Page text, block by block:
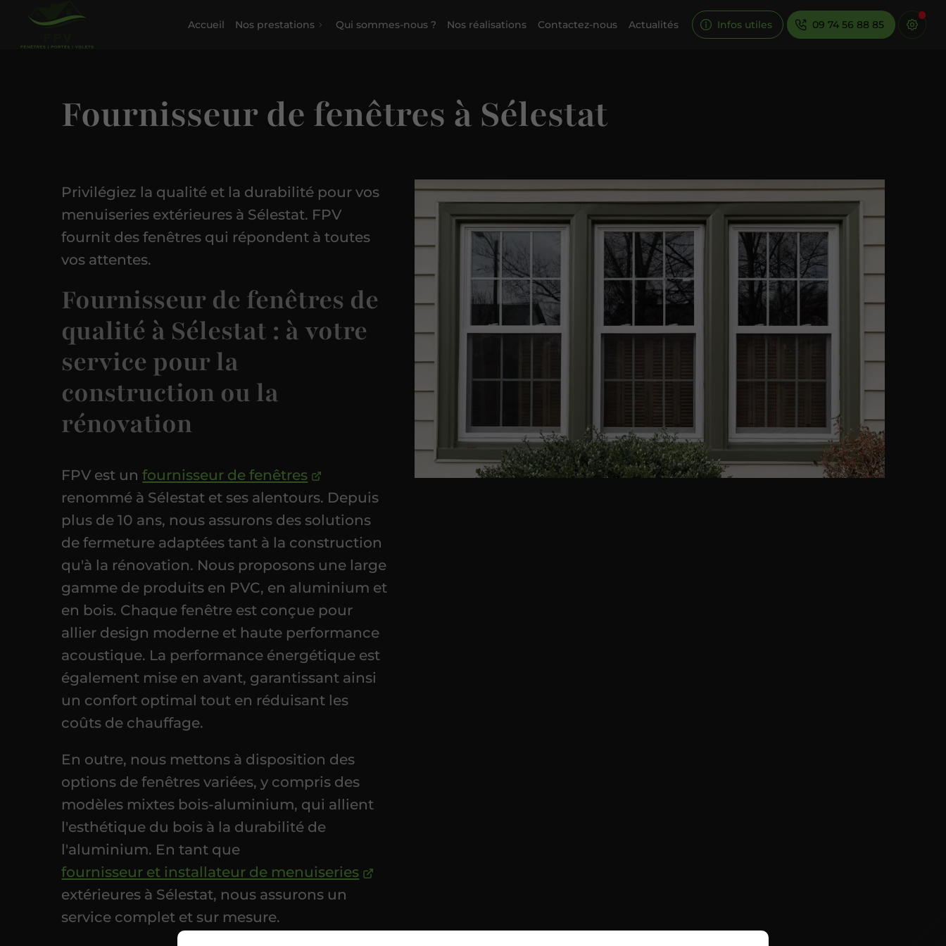
Accueil Nos prestations Qui sommes-nous ? Nos réalisations Contactez-nous Actualités Infos utiles 09 74 56 88 85
Fournisseur de fenêtres à Sélestat
Privilégiez la qualité et la durabilité pour vos
menuiseries extérieures à Sélestat. FPV
fournit des fenêtres qui répondent à toutes
vos attentes.
Fournisseur de fenêtres de
qualité à Sélestat : à votre
service pour la
construction ou la
rénovation
FPV est unfournisseur de fenêtres
renommé à Sélestat et ses alentours. Depuis
plus de 10 ans, nous assurons des solutions
de fermeture adaptées tant à la construction
qu'à la rénovation. Nous proposons une large
gamme de produits en PVC, en aluminium et
en bois. Chaque fenêtre est conçue pour
allier design moderne et haute performance
acoustique. La performance énergétique est
également mise en avant, garantissant ainsi
un confort optimal tout en réduisant les
coûts de chauffage.
En outre, nous mettons à disposition des
options de fenêtres variées, y compris des
modèles mixtes bois-aluminium, qui allient
l'esthétique du bois à la durabilité de
l'aluminium. En tant que
fournisseur et installateur de menuiseries
extérieures à Sélestat, nous assurons un
service complet et sur mesure.